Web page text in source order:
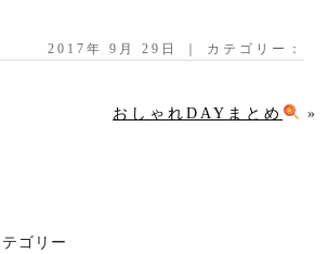
2017年 9月 29日 ｜ カテゴリー：
おしゃれDAYまとめ »
テゴリー